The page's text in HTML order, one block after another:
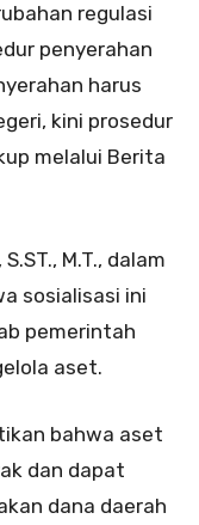
regulasi
penyerahan
harus
kini prosedur
melalui Berita
M.T., dalam
sosialisasi ini
pemerintah
aset.
bahwa aset
dan dapat
dana daerah